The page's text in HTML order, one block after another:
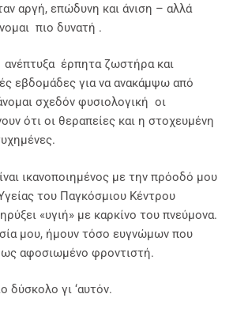
αργή, επώδυνη και άνιση – αλλά
πιο δυνατή .
ανέπτυξα έρπητα ζωστήρα και
εβδομάδες για να ανακάμψω από
σχεδόν φυσιολογική οι
ότι οι θεραπείες και η στοχευμένη
ικανοποιημένος με την πρόοδό μου
του Παγκόσμιου Κέντρου
«υγιή» με καρκίνο του πνεύμονα.
μου, ήμουν τόσο ευγνώμων που
αφοσιωμένο φροντιστή.
δύσκολο γι ‘αυτόν.